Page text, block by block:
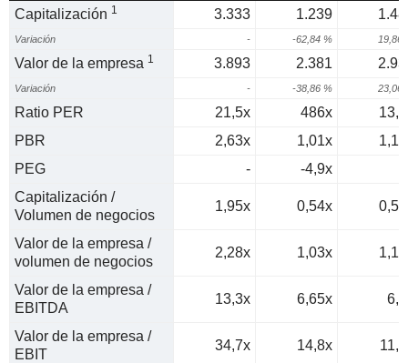
Capitalización 1 3.333 1.239
Variación - -62,84 % 19,86
Valor de la empresa 1 3.893 2.381
Variación - -38,86 % 23,06
Ratio PER 21,5x 486x
PBR
2,63x 1,01x
PEG
- -4,9x
Capitalización /
Volumen de negocios
1,95x 0,54x
Valor de la empresa /
volumen de negocios
2,28x 1,03x
Valor de la empresa /
EBITDA
13,3x 6,65x
Valor de la empresa /
EBIT
34,7x 14,8x